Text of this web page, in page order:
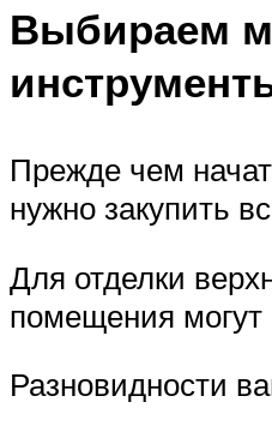
Выбираем
Прежде чем
нужно закупить
Для отделки
помещения могут
Разновидности